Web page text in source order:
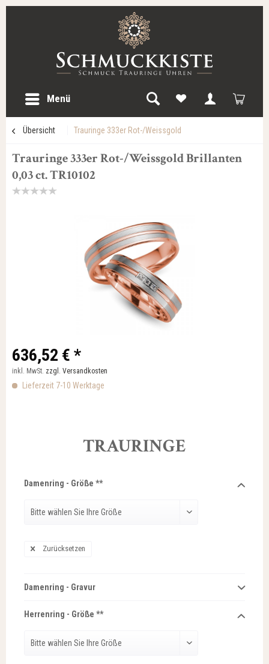
Menü
Übersicht Trauringe 333er Rot-/Weissgold
Trauringe 333er Rot-/Weissgold Brillanten
0,03 ct. TR10102
636,52 € *
inkl. MwSt. zzgl. Versandkosten
Lieferzeit 7-10 Werktage
TRAURINGE
Damenring - Größe **
Zurücksetzen
Damenring - Gravur
Herrenring - Größe **